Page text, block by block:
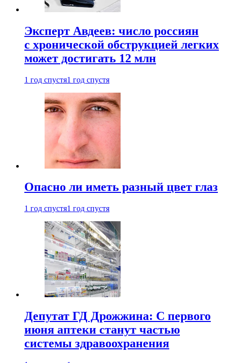
Эксперт Авдеев: число россиян
с хронической обструкцией легких
может достигать 12 млн
1 год спустя1 год спустя
Опасно ли иметь разный цвет глаз
1 год спустя1 год спустя
Депутат ГД Дрожжина: С первого
июня аптеки станут частью
системы здравоохранения